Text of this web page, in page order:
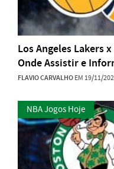
Los Angeles Lakers
Onde Assistir e
FLAVIO CARVALHOEM 19/11/
NBA Jogos Hoje